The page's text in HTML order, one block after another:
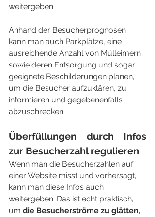
weitergeben.
Anhand der Besucherprognosen
kann man auch Parkplätze, eine
ausreichende Anzahl von Mülleimern
sowie deren Entsorgung und sogar
geeignete Beschilderungen planen,
um die Besucher aufzuklären, zu
informieren und gegebenenfalls
abzuschrecken.
Überfüllungen durch Infos
zur Besucherzahl regulieren
Wenn man die Besucherzahlen auf
einer Website misst und vorhersagt,
kann man diese Infos auch
weitergeben. Das ist echt praktisch,
um die Besucherströme zu glätten,